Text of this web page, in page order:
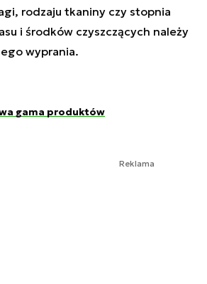
rodzaju tkaniny czy stopnia
i środków czyszczących należy
wyprania.
gama produktów
Reklama